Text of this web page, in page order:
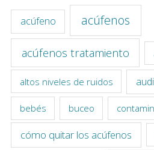
acúfeno acúfenos
acúfenos tratamiento
altos niveles de ruidos
bebés buceo
cómo quitar los acúfenos